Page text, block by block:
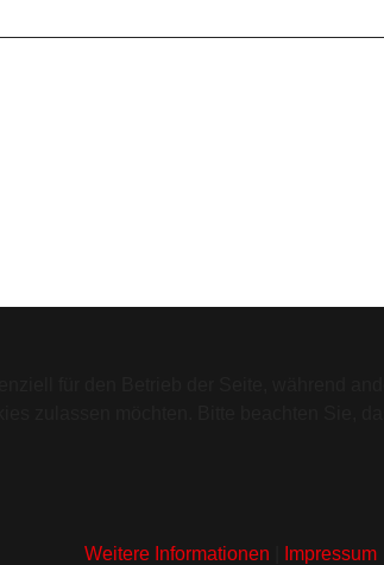
Weitere Informationen Impressum